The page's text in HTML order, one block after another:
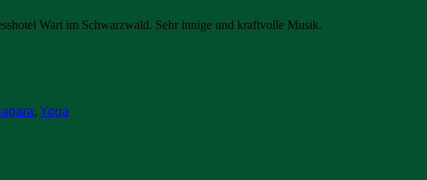
Wart im Schwarzwald. Sehr innige und kraftvolle Musik.
, Yoga